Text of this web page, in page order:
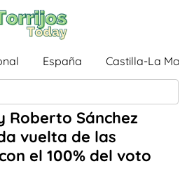
España Castilla-La
Roberto Sánchez
vuelta de las
el 100% del voto